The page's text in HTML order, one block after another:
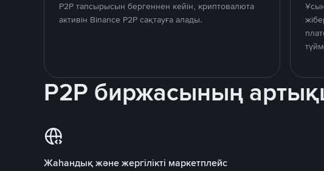
P2P тапсырысын бергеннен кейін, криптовалюта
активін Binance P2P сақтауға алады.
P2P биржасының
Жаһандық және жергілікті маркетплейс